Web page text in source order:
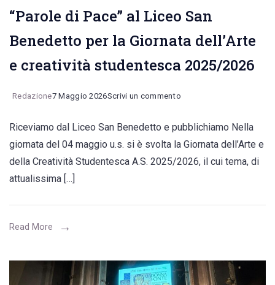
“Parole di Pace” al Liceo San
Benedetto per la Giornata dell’Arte
e creatività studentesca 2025/2026
Redazione7 Maggio 2026Scrivi un commento
di
Pace”
San
la
Giornata
Riceviamo dal Liceo San Benedetto e pubblichiamo Nella
giornata del 04 maggio u.s. si è svolta la Giornata dell’Arte e
della Creatività Studentesca A.S. 2025/2026, il cui tema, di
attualissima […]
Read More